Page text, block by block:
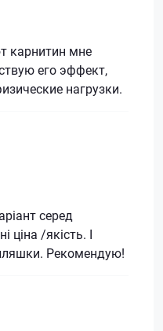
карнитин мне
его эффект,
нагрузки.
серед
ціна /якість. І
Рекомендую!